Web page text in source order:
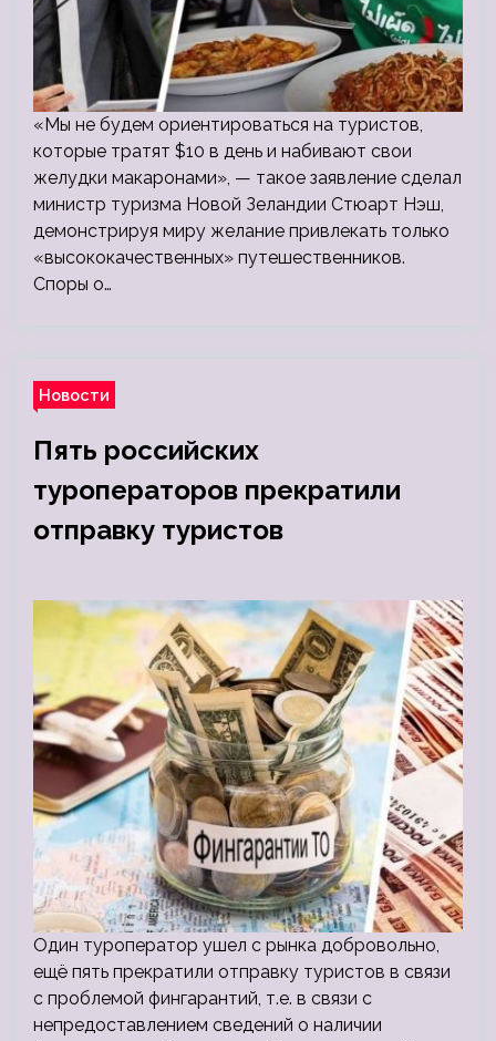
«Мы не будем ориентироваться на туристов,
которые тратят $10 в день и набивают свои
желудки макаронами», — такое заявление сделал
министр туризма Новой Зеландии Стюарт Нэш,
демонстрируя миру желание привлекать только
«высококачественных» путешественников.
Споры о…
Новости
Пять российских
туроператоров прекратили
отправку туристов
Один туроператор ушел с рынка добровольно,
ещё пять прекратили отправку туристов в связи
с проблемой фингарантий, т.е. в связи с
непредоставлением сведений о наличии